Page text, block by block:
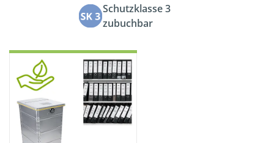
Schutzklasse 3
zubuchbar